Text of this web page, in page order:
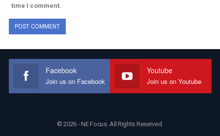
time I comment.
Facebook
Join us on Facebook
Youtube
Join us on Youtube
© 2026 - NE Focus. All Rights Reserved.